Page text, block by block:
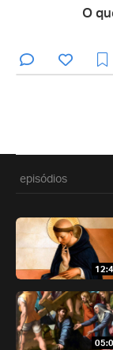
O
episódios